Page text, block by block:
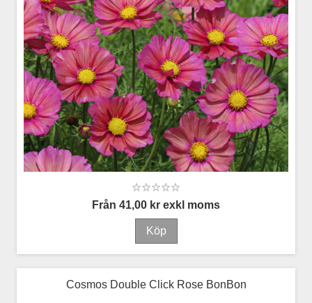
Från 41,00 kr exkl moms
Cosmos Double Click Rose BonBon